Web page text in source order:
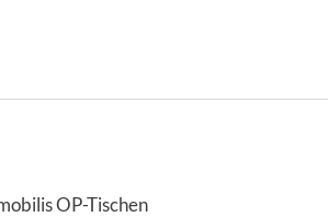
OP-Tischen